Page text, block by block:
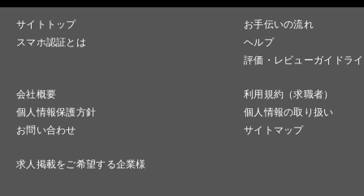
サイトトップ
お手伝いの流れ
スマホ認証とは
ヘルプ
評価・レビューガイドラ
会社概要
利用規約（求職者）
個人情報保護方針
個人情報の取り扱い
お問い合わせ
サイトマップ
求人掲載をご希望する企業様